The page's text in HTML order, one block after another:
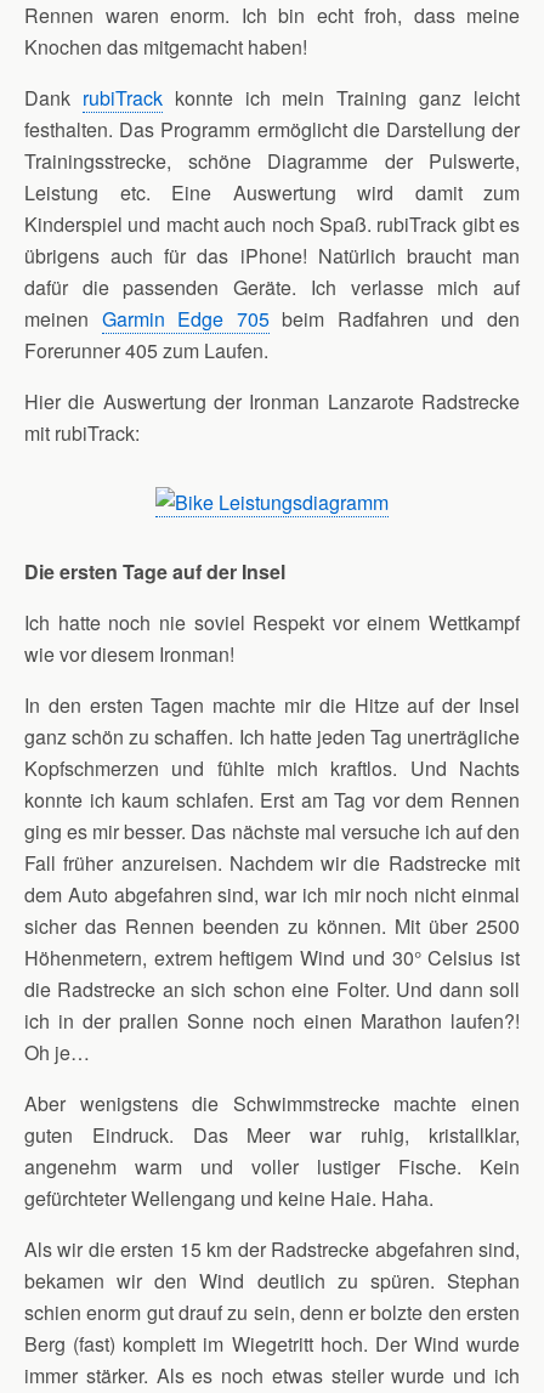
Rennen waren enorm. Ich bin echt froh, dass meine
Knochen das mitgemacht haben!
Dank rubiTrackkonnte ich mein Training ganz leicht
festhalten. Das Programm ermöglicht die Darstellung der
Trainingsstrecke, schöne Diagramme der Pulswerte,
Leistung etc. Eine Auswertung wird damit zum
Kinderspiel und macht auch noch Spaß. rubiTrack gibt es
übrigens auch für das iPhone! Natürlich braucht man
dafür die passenden Geräte. Ich verlasse mich auf
meinen Garmin Edge 705beim Radfahren und den
Forerunner 405 zum Laufen.
Hier die Auswertung der Ironman Lanzarote Radstrecke
mit rubiTrack:
Die ersten Tage auf der Insel
Ich hatte noch nie soviel Respekt vor einem Wettkampf
wie vor diesem Ironman!
In den ersten Tagen machte mir die Hitze auf der Insel
ganz schön zu schaffen. Ich hatte jeden Tag unerträgliche
Kopfschmerzen und fühlte mich kraftlos. Und Nachts
konnte ich kaum schlafen. Erst am Tag vor dem Rennen
ging es mir besser. Das nächste mal versuche ich auf den
Fall früher anzureisen. Nachdem wir die Radstrecke mit
dem Auto abgefahren sind, war ich mir noch nicht einmal
sicher das Rennen beenden zu können. Mit über 2500
Höhenmetern, extrem heftigem Wind und 30° Celsius ist
die Radstrecke an sich schon eine Folter. Und dann soll
ich in der prallen Sonne noch einen Marathon laufen?!
Oh je…
Aber wenigstens die Schwimmstrecke machte einen
guten Eindruck. Das Meer war ruhig, kristallklar,
angenehm warm und voller lustiger Fische. Kein
gefürchteter Wellengang und keine Haie. Haha.
Als wir die ersten 15 km der Radstrecke abgefahren sind,
bekamen wir den Wind deutlich zu spüren. Stephan
schien enorm gut drauf zu sein, denn er bolzte den ersten
Berg (fast) komplett im Wiegetritt hoch. Der Wind wurde
immer stärker. Als es noch etwas steiler wurde und ich